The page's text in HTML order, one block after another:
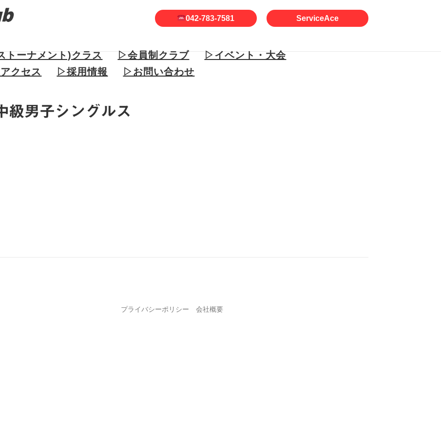
042-783-7581 ServiceAce
トーナメント)クラス ▷会員制クラブ
▷イベント・大会
クセス ▷採用情報 ▷お問い合わせ
級男子シングルス
プライバシーポリシー 会社概要